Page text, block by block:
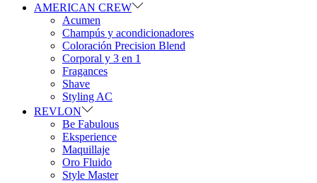
AMERICAN CREW
Acumen
Champús y acondicionadores
Coloración Precision Blend
Corporal y 3 en 1
Fragances
Shave
Styling AC
REVLON
Be Fabulous
Eksperience
Maquillaje
Oro Fluido
Style Master